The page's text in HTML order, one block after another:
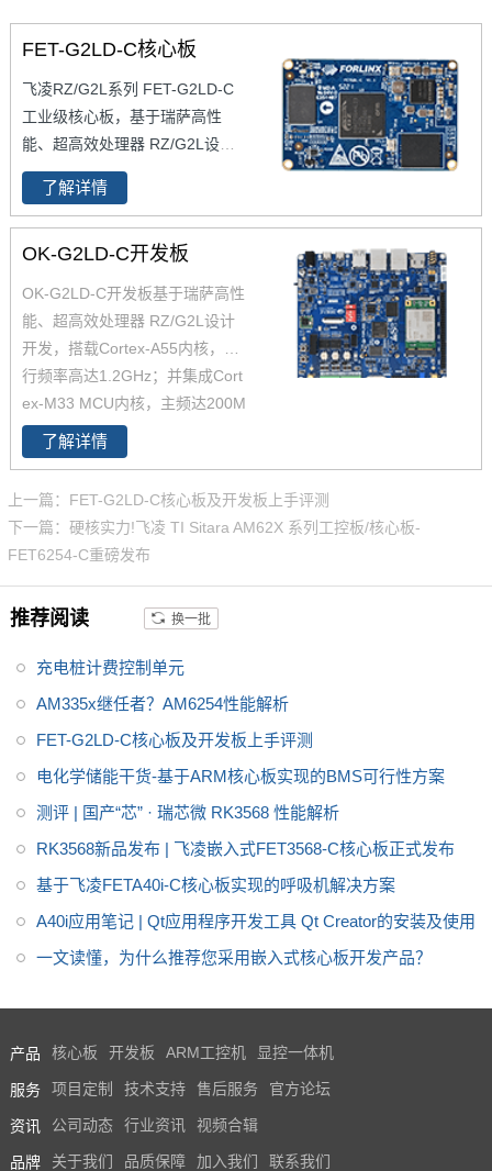
FET-G2LD-C核心板
飞凌RZ/G2L系列 FET-G2LD-C
工业级核心板， 基于瑞萨高性
能、超高效处理器 RZ/G2L设计
开发，MPU基于Cortex-A55 CP
U 集成了摄像头输入接口、3D图
形引擎和视频编解码器，为人机
界面（HMI）应用的复杂功能
系统成本。适用于工业、医疗、
电力、交通等多种行业和各类泛
工业应用场景。
了解详情
OK-G2LD-C开发板
OK-G2LD-C开发板基于瑞萨高性
能、超高效处理器 RZ/G2L设计
开发，搭载Cortex-A55内核，运
行频率高达1.2GHz；并集成Cort
ex-M33 MCU内核，主频达200M
Hz。采用核心板+底板的分体式
设计，方便用户二次开发的同
EMC防护参考设计，简化用户设
计，利于现场评估测试，适用于
工业、医疗、电力、交通等多种
了解详情
上一篇：FET-G2LD-C核心板及开发板上手评测
下一篇：硬核实力!飞凌 TI Sitara AM62X 系列工控板/核心板-
FET6254-C重磅发布
推荐阅读 换一批
充电桩计费控制单元
AM335x继任者？AM6254性能解析
FET-G2LD-C核心板及开发板上手评测
电化学储能干货-基于ARM核心板实现的BMS可行性方案
测评 | 国产“芯” · 瑞芯微 RK3568 性能解析
RK3568新品发布 | 飞凌嵌入式FET3568-C核心板正式发布
基于飞凌FETA40i-C核心板实现的呼吸机解决方案
A40i应用笔记 | Qt应用程序开发工具 Qt Creator的安装及使用
一文读懂，为什么推荐您采用嵌入式核心板开发产品？
产品 核心板 开发板 ARM工控机 显控一体机
服务 项目定制 技术支持 售后服务 官方论坛
资讯 公司动态 行业资讯 视频合辑
品牌 关于我们 品质保障 加入我们 联系我们